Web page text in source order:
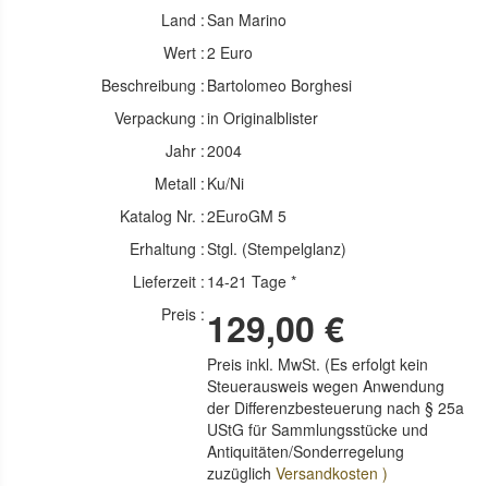
Land :San Marino
Wert :2 Euro
Beschreibung : Bartolomeo Borghesi
Verpackung :in Originalblister
Jahr :2004
Metall : Ku/Ni
Katalog Nr. :2EuroGM 5
Erhaltung :Stgl. (Stempelglanz)
Lieferzeit : 14-21 Tage *
Preis : 129,00 €
Preis inkl. MwSt. (Es erfolgt kein
Steuerausweis wegen Anwendung
der Differenzbesteuerung nach § 25a
UStG für Sammlungsstücke und
Antiquitäten/Sonderregelung
zuzüglichVersandkosten )